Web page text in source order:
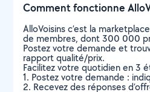
Comment fonctionne
AlloVoisins c’est la
de membres, dont 300 000
Postez votre demande et
rapport qualité/prix.
Facilitez votre quotidien en 3
1. Postez votre demande :
2. Recevez des réponses